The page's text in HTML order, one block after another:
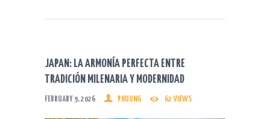
JAPAN: LA ARMONÍA PERFECTA ENTRE
TRADICIÓN MILENARIA Y MODERNIDAD
FEBRUARY 9, 2026 PHUONG 62 VIEWS